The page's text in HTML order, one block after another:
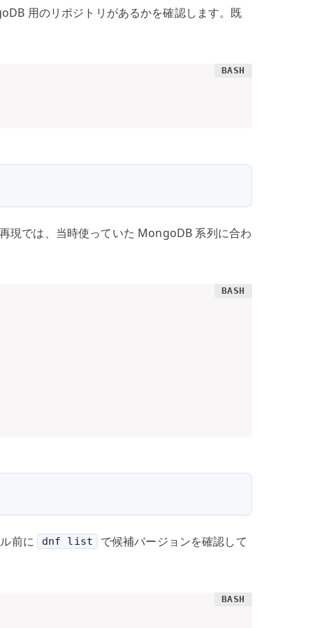
用のリポジトリがあるかを確認します。既
現では、当時使っていた MongoDB 系列に合わ
前に dnf list で候補バージョンを確認して